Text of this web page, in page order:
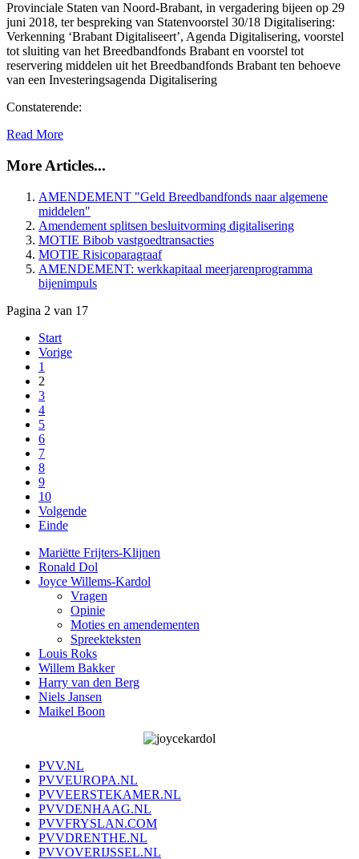
Provinciale Staten van Noord-Brabant, in vergadering bijeen op 29
juni 2018, ter bespreking van Statenvoorstel 30/18 Digitalisering:
Verkenning ‘Brabant Digitaliseert’, Agenda Digitalisering, voorstel
tot sluiting van het Breedbandfonds Brabant en voorstel tot
reservering middelen uit het Breedbandfonds Brabant ten behoeve
van een Investeringsagenda Digitalisering
Constaterende:
Read More
More Articles...
AMENDEMENT "Geld Breedbandfonds naar algemene
middelen"
Amendement splitsen besluitvorming digitalisering
MOTIE Bibob vastgoedtransacties
MOTIE Risicoparagraaf
AMENDEMENT: werkkapitaal meerjarenprogramma
bijenimpuls
Pagina 2 van 17
Start
Vorige
1
2
3
4
5
6
7
8
9
10
Volgende
Einde
Mariëtte Frijters-Klijnen
Ronald Dol
Joyce Willems-Kardol
Vragen
Opinie
Moties en amendementen
Spreekteksten
Louis Roks
Willem Bakker
Harry van den Berg
Niels Jansen
Maikel Boon
PVV.NL
PVVEUROPA.NL
PVVEERSTEKAMER.NL
PVVDENHAAG.NL
PVVFRYSLAN.COM
PVVDRENTHE.NL
PVVOVERIJSSEL.NL